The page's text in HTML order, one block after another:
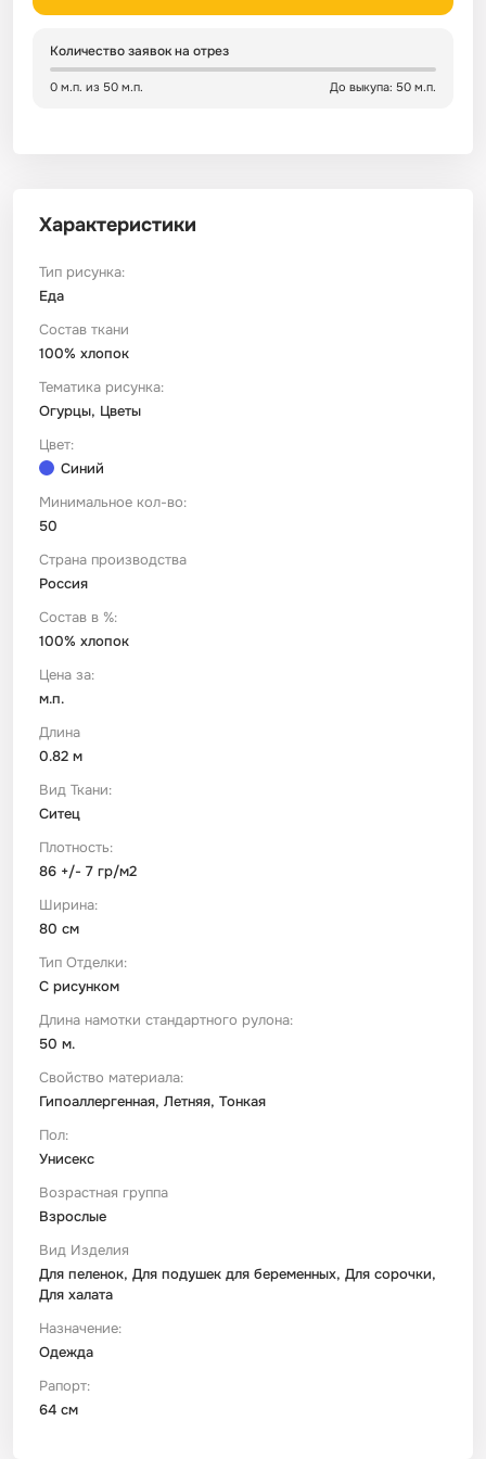
Количество заявок на отрез
0 м.п. из 50 м.п. До выкупа: 50 м.п.
Характеристики
Тип рисунка:
Еда
Состав ткани
100% хлопок
Тематика рисунка:
Огурцы, Цветы
Цвет:
Синий
Минимальное кол-во:
50
Страна производства
Россия
Состав в %:
100% хлопок
Цена за:
м.п.
Длина
0.82 м
Вид Ткани:
Ситец
Плотность:
86 +/- 7 гр/м2
Ширина:
80 см
Тип Отделки:
С рисунком
Длина намотки стандартного рулона:
50 м.
Свойство материала:
Гипоаллергенная, Летняя, Тонкая
Пол:
Унисекс
Возрастная группа
Взрослые
Вид Изделия
Для пеленок, Для подушек для беременных, Для сорочки,
Для халата
Назначение:
Одежда
Рапорт:
64 см
Сатин
Сатин Страйп
Сатин Твил
Сетка
Ситец
Спанбонд
ТиСи Твил
Трикотаж
Тюль
Фланель
Флис
Штапель
Зеленый
Детский
Город / архитектура
Морская тема
Космос
Техника / транспорт
Этнический